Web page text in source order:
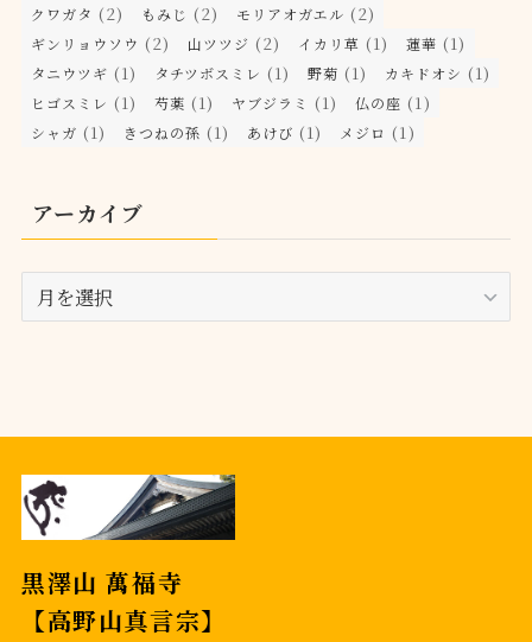
クワガタ (2) もみじ (2) モリアオガエル (2)
ギンリョウソウ (2) 山ツツジ (2) イカリ草 (1) 蓮華 (1)
タニウツギ (1) タチツボスミレ (1) 野菊 (1) カキドオシ (1)
ヒゴスミレ (1) 芍薬 (1) ヤブジラミ (1) 仏の座 (1)
シャガ (1) きつねの孫 (1) あけび (1) メジロ (1)
アーカイブ
ア
ー
黒澤山 萬福寺
【高野山真言宗】